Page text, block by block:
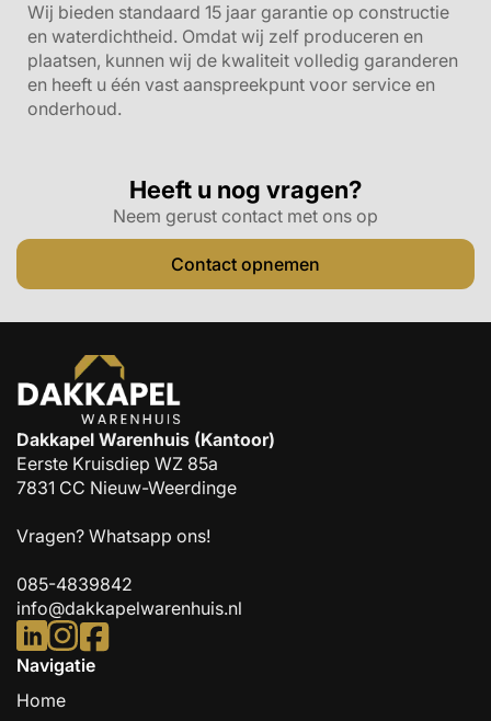
Wij bieden standaard 15 jaar garantie op constructie
en waterdichtheid. Omdat wij zelf produceren en
plaatsen, kunnen wij de kwaliteit volledig garanderen
en heeft u één vast aanspreekpunt voor service en
onderhoud.
Heeft u nog vragen?
Neem gerust contact met ons op
Contact opnemen
Dakkapel Warenhuis (Kantoor)
Eerste Kruisdiep WZ 85a
7831 CC Nieuw-Weerdinge
Vragen? Whatsapp ons!
085-4839842
info@dakkapelwarenhuis.nl
Navigatie
Home